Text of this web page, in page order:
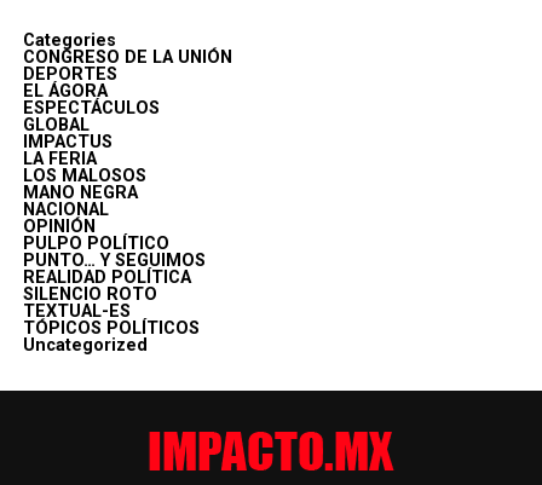
Categories
CONGRESO DE LA UNIÓN
DEPORTES
EL ÁGORA
ESPECTÁCULOS
GLOBAL
IMPACTUS
LA FERIA
LOS MALOSOS
MANO NEGRA
NACIONAL
OPINIÓN
PULPO POLÍTICO
PUNTO… Y SEGUIMOS
REALIDAD POLÍTICA
SILENCIO ROTO
TEXTUAL-ES
TÓPICOS POLÍTICOS
Uncategorized